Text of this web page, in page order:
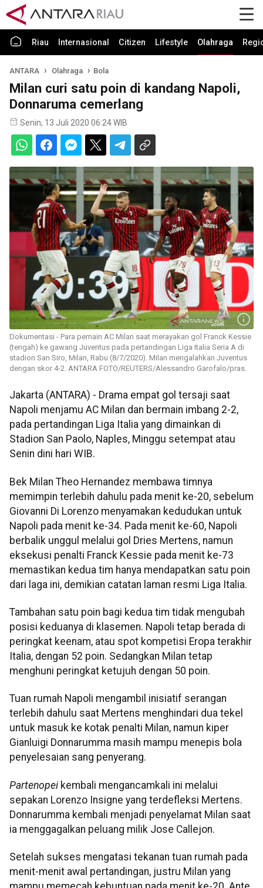
Riau Internasional Citizen Lifestyle Olahraga
ANTARA Olahraga Bola
Milan curi satu poin di kandang Napoli,
Donnaruma cemerlang
Senin, 13 Juli 2020 06:24 WIB
Dokumentasi - Para pemain AC Milan saat merayakan gol Franck Kessie
(tengah) ke gawang Juventus pada pertandingan Liga Italia Seria A di
stadion San Siro, Milan, Rabu (8/7/2020). Milan mengalahkan Juventus
dengan skor 4-2. ANTARA FOTO/REUTERS/Alessandro Garofalo/pras.
Jakarta (ANTARA) - Drama empat gol tersaji saat
Napoli menjamu AC Milan dan bermain imbang 2-2,
pada pertandingan Liga Italia yang dimainkan di
Stadion San Paolo, Naples, Minggu setempat atau
Senin dini hari WIB.
Bek Milan Theo Hernandez membawa timnya
memimpin terlebih dahulu pada menit ke-20, sebelum
Giovanni Di Lorenzo menyamakan kedudukan untuk
Napoli pada menit ke-34. Pada menit ke-60, Napoli
berbalik unggul melalui gol Dries Mertens, namun
eksekusi penalti Franck Kessie pada menit ke-73
memastikan kedua tim hanya mendapatkan satu poin
dari laga ini, demikian catatan laman resmi Liga Italia.
Tambahan satu poin bagi kedua tim tidak mengubah
posisi keduanya di klasemen. Napoli tetap berada di
peringkat keenam, atau spot kompetisi Eropa terakhir
Italia, dengan 52 poin. Sedangkan Milan tetap
menghuni peringkat ketujuh dengan 50 poin.
Tuan rumah Napoli mengambil inisiatif serangan
terlebih dahulu saat Mertens menghindari dua tekel
untuk masuk ke kotak penalti Milan, namun kiper
Gianluigi Donnarumma masih mampu menepis bola
penyelesaian sang penyerang.
Partenopei kembali mengancamkali ini melalui
sepakan Lorenzo Insigne yang terdefleksi Mertens.
Donnarumma kembali menjadi penyelamat Milan saat
ia menggagalkan peluang milik Jose Callejon.
Setelah sukses mengatasi tekanan tuan rumah pada
menit-menit awal pertandingan, justru Milan yang